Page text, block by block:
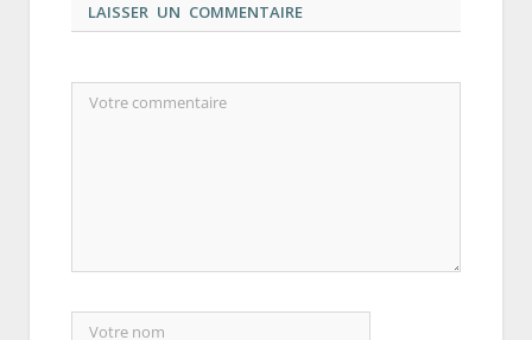
LAISSER UN COMMENTAIRE